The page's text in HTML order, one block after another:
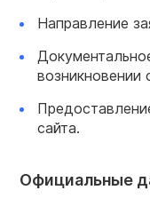
Направление
возникновении
сайта.
Официальные